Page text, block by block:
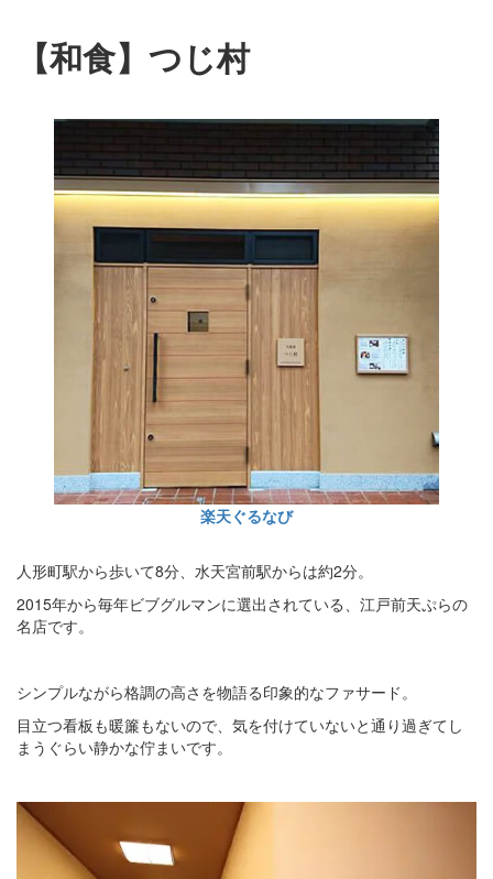
【和食】つじ村
楽天ぐるなび
人形町駅から歩いて8分、水天宮前駅からは約2分。
2015年から毎年ビブグルマンに選出されている、江戸前天ぷらの
名店です。
シンプルながら格調の高さを物語る印象的なファサード。
目立つ看板も暖簾もないので、気を付けていないと通り過ぎてし
まうぐらい静かな佇まいです。